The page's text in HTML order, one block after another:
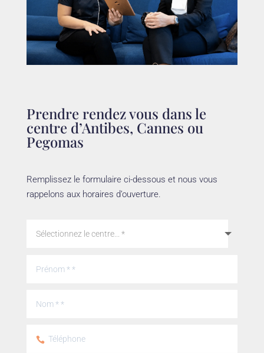
Prendre rendez vous dans le
centre d’Antibes, Cannes ou
Pegomas
Remplissez le formulaire ci-dessous et nous vous
rappelons aux horaires d’ouverture.